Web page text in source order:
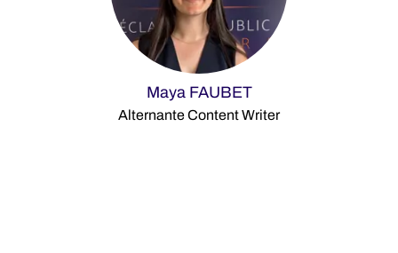
Maya FAUBET
Alternante Content Writer